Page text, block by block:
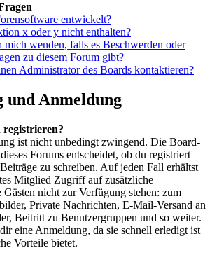
entwickelt?
x oder y nicht enthalten?
wenden, falls es Beschwerden oder
zu diesem Forum gibt?
Administrator des Boards kontaktieren?
und Anmeldung
registrieren?
ist nicht unbedingt zwingend. Die Board-
Forums entscheidet, ob du registriert
zu schreiben. Auf jeden Fall erhältst
Mitglied Zugriff auf zusätzliche
nicht zur Verfügung stehen: zum
Private Nachrichten, E-Mail-Versand an
Beitritt zu Benutzergruppen und so weiter.
eine Anmeldung, da sie schnell erledigt ist
Vorteile bietet.